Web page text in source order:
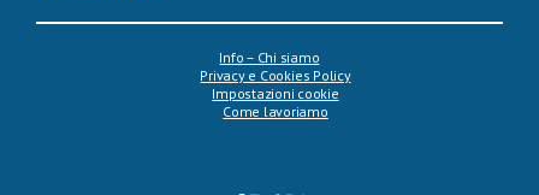
Info – Chi siamo
Privacy e Cookies Policy
Impostazioni cookie
Come lavoriamo